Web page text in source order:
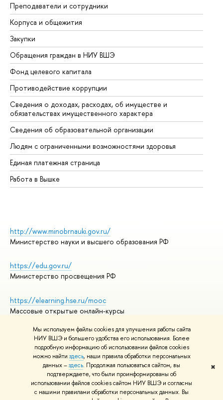
Мы используем файлы cookies для улучшения работы сайта
НИУ ВШЭ и большего удобства его использования. Более
подробную информацию об использовании файлов cookies
можно найти здесь, наши правила обработки персональных
данных –здесь. Продолжая пользоваться сайтом, вы
подтверждаете, что были проинформированы об
использовании файлов cookies сайтом НИУ ВШЭ и согласны
с нашими правилами обработки персональных данных. Вы
✖
Преподаватели и сотрудники
Корпуса и общежития
Закупки
Обращения граждан в НИУ ВШЭ
Фонд целевого капитала
Противодействие коррупции
Сведения о доходах, расходах, об имуществе и
обязательствах имущественного характера
Сведения об образовательной организации
Людям с ограниченными возможностями здоровья
Единая платежная страница
Работа в Вышке
http://www.minobrnauki.gov.ru/
Министерство науки и высшего образования РФ
https://edu.gov.ru/
Министерство просвещения РФ
https://elearning.hse.ru/mooc
Массовые открытые онлайн-курсы
© НИУ ВШЭ 1993–2026
Адреса и контакты
Условия использования материалов
Политика конфиденциальности
Правила применения рекомендательных технологий в НИУ ВШЭ